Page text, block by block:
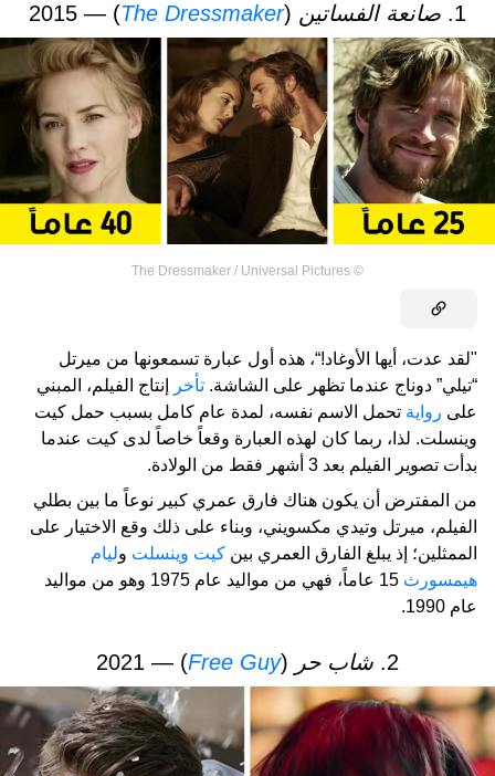
1. صانعة الفساتين (
The Dressmaker
) — 2015
©
The Dressmaker / Universal Pictures
"لقد عدت، أيها الأوغاد!“، هذه أول عبارة تسمعونها من ميرتل
“تيلي” دوناج عندما تظهر على الشاشة. تأخر
إنتاج الفيلم، المبني
على رواية تحمل الاسم نفسه، لمدة عام كامل بسبب حمل كيت
وينسلت. لذا، ربما كان لهذه العبارة وقعاً خاصاً لدى كيت عندما
بدأت تصوير الفيلم بعد 3 أشهر فقط من الولادة.
من المفترض أن يكون هناك فارق عمري كبير نوعاً ما بين بطلي
الفيلم، ميرتل وتيدي مكسويني، وبناء على ذلك وقع الاختيار على
الممثلين؛ إذ يبلغ الفارق العمري بين كيت وينسلت وليام
هيمسورث
15 عاماً، فهي من مواليد عام 1975 وهو من مواليد
عام 1990.
2. شاب حر (
Free Guy
) — 2021